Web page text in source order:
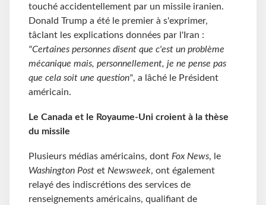
touché accidentellement par un missile iranien.
Donald Trump a été le premier à s'exprimer,
tâclant les explications données par l'Iran :
"Certaines personnes disent que c'est un problème
mécanique mais, personnellement, je ne pense pas
que cela soit une question", a lâché le Président
américain.
Le Canada et le Royaume-Uni croient à la thèse
du missile
Plusieurs médias américains, dont Fox News, le
Washington Post et Newsweek, ont également
relayé des indiscrétions des services de
renseignements américains, qualifiant de